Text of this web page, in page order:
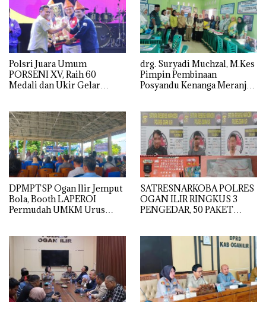
Polsri Juara Umum
PORSENI XV, Raih 60
Medali dan Ukir Gelar
drg. Suryadi Muchzal, M.Kes
Pimpin Pembinaan
Posyandu Kenanga Meranjat
Provinsi
DPMPTSP Ogan Ilir Jemput
Bola, Booth LAPEROI
Permudah UMKM Urus
SATRESNARKOBA POLRES
OGAN ILIR RINGKUS 3
PENGEDAR, 50 PAKET